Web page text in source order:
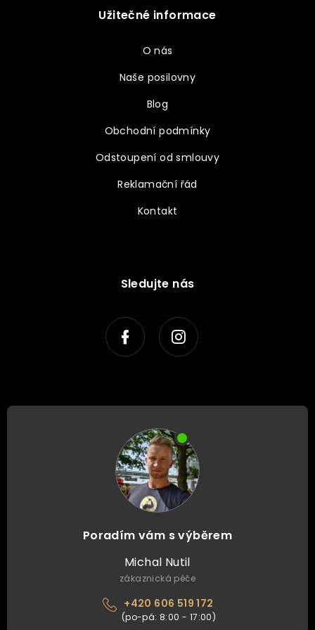
Užitečné informace
O nás
Naše posilovny
Blog
Obchodní podmínky
Odstoupení od smlouvy
Reklamační řád
Kontakt
Sledujte nás
Poradím vám s výběrem
Michal Nutil
zákaznická péče
+420 606 519 172